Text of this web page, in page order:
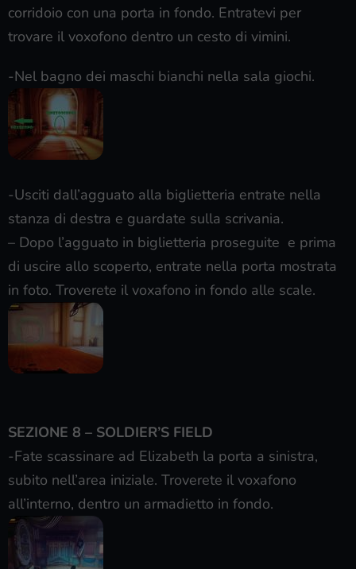
corridoio con una porta in fondo. Entratevi per
trovare il voxofono dentro un cesto di vimini.
-Nel bagno dei maschi bianchi nella sala giochi.
-Usciti dall’agguato alla biglietteria entrate nella
stanza di destra e guardate sulla scrivania.
– Dopo l’agguato in biglietteria proseguite e prima
di uscire allo scoperto, entrate nella porta mostrata
in foto. Troverete il voxafono in fondo alle scale.
SEZIONE 8 – SOLDIER’S FIELD
-Fate scassinare ad Elizabeth la porta a sinistra,
subito nell’area iniziale. Troverete il voxafono
all’interno, dentro un armadietto in fondo.